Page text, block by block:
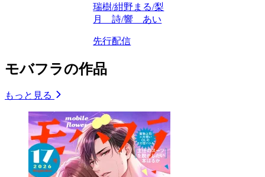
瑞樹/紺野まる/梨
月 詩/響 あい
先行配信
モバフラの作品
もっと見る